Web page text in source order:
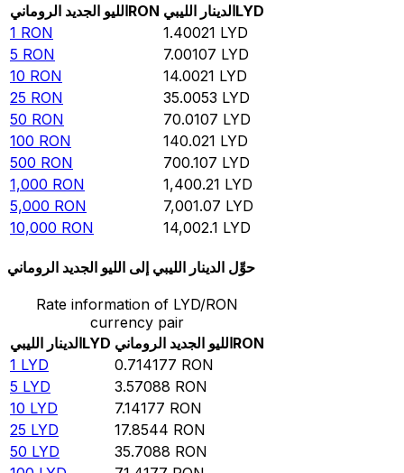
الليو الجديد الرومانيRON الدينار الليبيLYD
1 RON 1.40021 LYD
5 RON 7.00107 LYD
10 RON 14.0021 LYD
25 RON 35.0053 LYD
50 RON 70.0107 LYD
100 RON 140.021 LYD
500 RON 700.107 LYD
1,000 RON 1,400.21 LYD
5,000 RON 7,001.07 LYD
10,000 RON 14,002.1 LYD
حوِّل الدينار الليبي إلى الليو الجديد الروماني
Rate information of LYD/RON
currency pair
الدينار الليبيLYD الليو الجديد الرومانيRON
1 LYD 0.714177 RON
5 LYD 3.57088 RON
10 LYD 7.14177 RON
25 LYD 17.8544 RON
50 LYD 35.7088 RON